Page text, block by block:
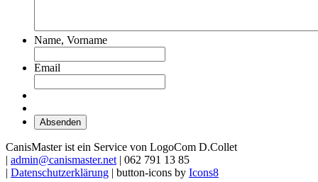
Name, Vorname
Email
CanisMaster ist ein Service von LogoCom D.Collet
| admin@canismaster.net | 062 791 13 85
| Datenschutzerklärung | button-icons by Icons8